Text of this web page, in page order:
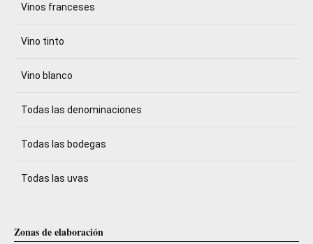
Vinos franceses
Vino tinto
Vino blanco
Todas las denominaciones
Todas las bodegas
Todas las uvas
Zonas de elaboración